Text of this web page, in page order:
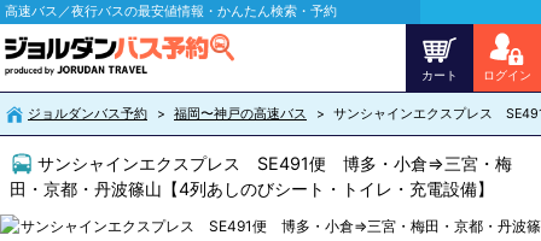
高速バス／夜行バスの最安値情報・かんたん検索・予約
カート ログイン
ジョルダンバス予約 福岡〜神戸の高速バス サンシャインエクスプレス
サンシャインエクスプレス SE491便 博多・小倉⇒三宮・梅
田・京都・丹波篠山【4列あしのびシート・トイレ・充電設備】